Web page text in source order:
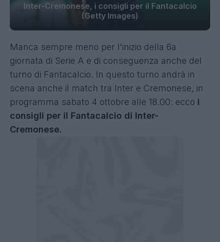
Inter-Cremonese, i consigli per il Fantacalcio
(Getty Images)
Manca sempre meno per l'inizio della 6a
giornata di Serie A e di conseguenza anche del
turno di Fantacalcio. In questo turno andrà in
scena anche il match tra Inter e Cremonese, in
programma sabato 4 ottobre alle 18.00: ecco i
consigli per il Fantacalcio di Inter-
Cremonese.